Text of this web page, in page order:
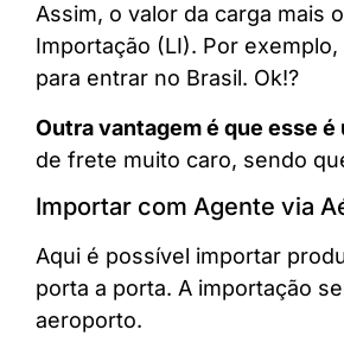
Assim, o valor da carga mais
Importação (LI). Por
para entrar no Brasil. Ok!?
Outra vantagem é que esse
de frete muito caro, sendo
Importar com Agente via
Aqui é possível importar
porta a porta. A importação
aeroporto.